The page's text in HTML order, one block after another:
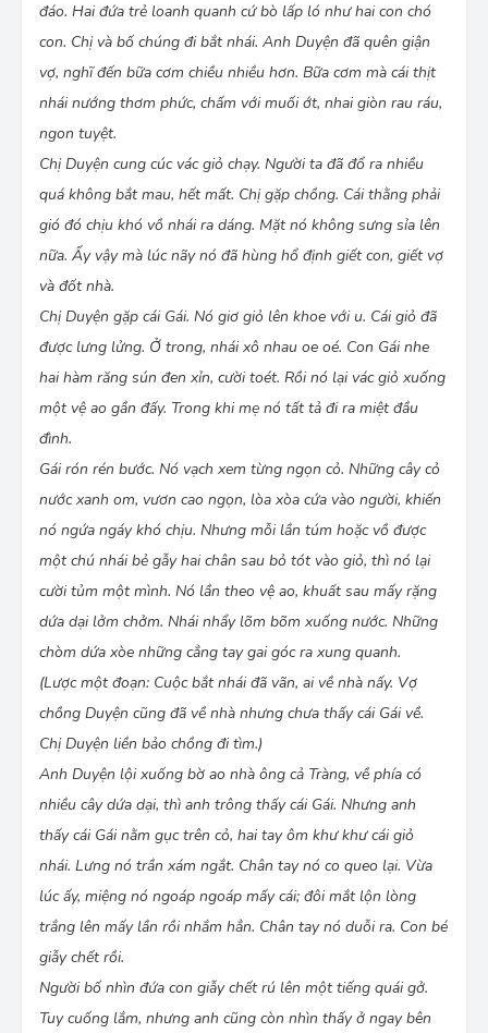
đáo. Hai đứa trẻ loanh quanh cứ bò lấp ló như hai con chó
con. Chị và bố chúng đi bắt nhái. Anh Duyện đã quên giận
vợ, nghĩ đến bữa cơm chiều nhiều hơn. Bữa cơm mà cái thịt
nhái nướng thơm phức, chấm với muối ớt, nhai giòn rau ráu,
ngon tuyệt.
Chị Duyện cung cúc vác giỏ chạy. Người ta đã đổ ra nhiều
quá không bắt mau, hết mất. Chị gặp chồng. Cái thằng phải
gió đó chịu khó vồ nhái ra dáng. Mặt nó không sưng sỉa lên
nữa. Ấy vậy mà lúc nãy nó đã hùng hổ định giết con, giết vợ
và đốt nhà.
Chị Duyện gặp cái Gái. Nó giơ giỏ lên khoe với u. Cái giỏ đã
được lưng lửng. Ở trong, nhái xô nhau oe oé. Con Gái nhe
hai hàm răng sún đen xỉn, cười toét. Rồi nó lại vác giỏ xuống
một vệ ao gần đấy. Trong khi mẹ nó tất tả đi ra miệt đầu
đình.
Gái rón rén bước. Nó vạch xem từng ngọn cỏ. Những cây cỏ
nước xanh om, vươn cao ngọn, lòa xòa cứa vào người, khiến
nó ngứa ngáy khó chịu. Nhưng mỗi lần túm hoặc vồ được
một chú nhái bẻ gẫy hai chân sau bỏ tót vào giỏ, thì nó lại
cười tủm một mình. Nó lần theo vệ ao, khuất sau mấy rặng
dứa dại lởm chởm. Nhái nhẩy lõm bõm xuống nước. Những
chòm dứa xòe những cẳng tay gai góc ra xung quanh.
(Lược một đoạn: Cuộc bắt nhái đã vãn, ai về nhà nấy. Vợ
chồng Duyện cũng đã về nhà nhưng chưa thấy cái Gái về.
Chị Duyện liền bảo chồng đi tìm.)
Anh Duyện lội xuống bờ ao nhà ông cả Tràng, về phía có
nhiều cây dứa dại, thì anh trông thấy cái Gái. Nhưng anh
thấy cái Gái nằm gục trên cỏ, hai tay ôm khư khư cái giỏ
nhái. Lưng nó trần xám ngắt. Chân tay nó co queo lại. Vừa
lúc ấy, miệng nó ngoáp ngoáp mấy cái; đôi mắt lộn lòng
trắng lên mấy lần rồi nhắm hẳn. Chân tay nó duỗi ra. Con bé
giẫy chết rồi.
Người bố nhìn đứa con giẫy chết rú lên một tiếng quái gở.
Tuy cuống lắm, nhưng anh cũng còn nhìn thấy ở ngay bên